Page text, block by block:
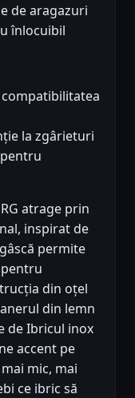
de aragazuri
înlocuibil
la zgârieturi
atrage prin
inspirat de
permite
din oțel
din lemn
de Ibricul inox
accent pe
mic, mai
ce ibric să